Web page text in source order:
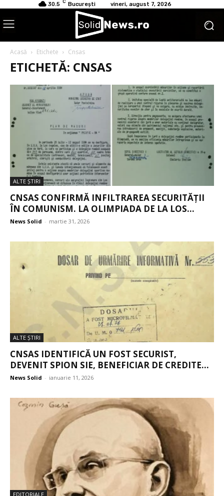
30.5 C București vineri, august 7, 2026
Acasă Etichete Cnsas
ETICHETĂ: CNSAS
ALTE ŞTIRI
CNSAS CONFIRMĂ INFILTRAREA SECURITĂȚII
ÎN COMUNISM. LA OLIMPIADA DE LA LOS...
News Solid - martie 31, 2026
ALTE ŞTIRI
CNSAS IDENTIFICĂ UN FOST SECURIST,
DEVENIT SPION SIE, BENEFICIAR DE CREDITE...
News Solid - ianuarie 11, 2026
EDITORIALE